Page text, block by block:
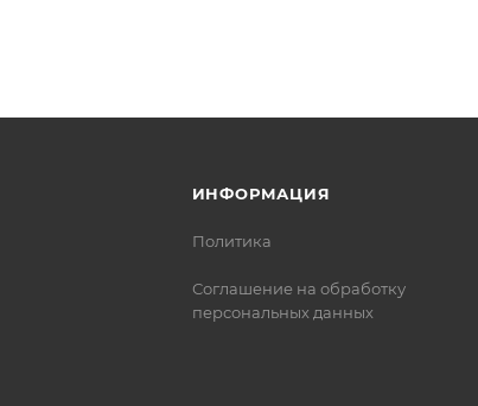
ИНФОРМАЦИЯ
Политика
Соглашение на обработку
персональных данных